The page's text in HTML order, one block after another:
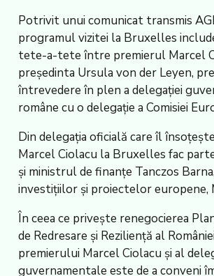
Potrivit unui comunicat transmis
programul vizitei la Bruxelles
tete-a-tete între premierul Marcel
președinta Ursula von der Leyen,
întrevedere în plen a delegației
române cu o delegație a Comisiei
Din delegația oficială care îl
Marcel Ciolacu la Bruxelles fac
și ministrul de finanțe Tanczos
investițiilor și proiectelor europene,
În ceea ce privește renegocierea
de Redresare și Reziliență al
premierului Marcel Ciolacu și al
guvernamentale este de a conveni